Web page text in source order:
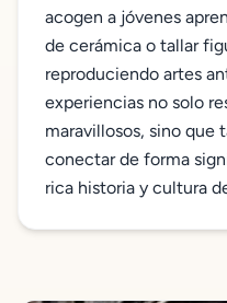
acogen a jóvenes
de cerámica o tallar
reproduciendo artes
experiencias no solo
maravillosos, sino que
conectar de forma
rica historia y cultura